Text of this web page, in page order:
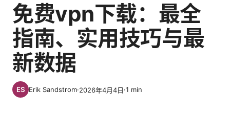
免费vpn下载：最全
指南、实用技巧与最
新数据
Erik Sandstrom·2026年4月4日·1 min